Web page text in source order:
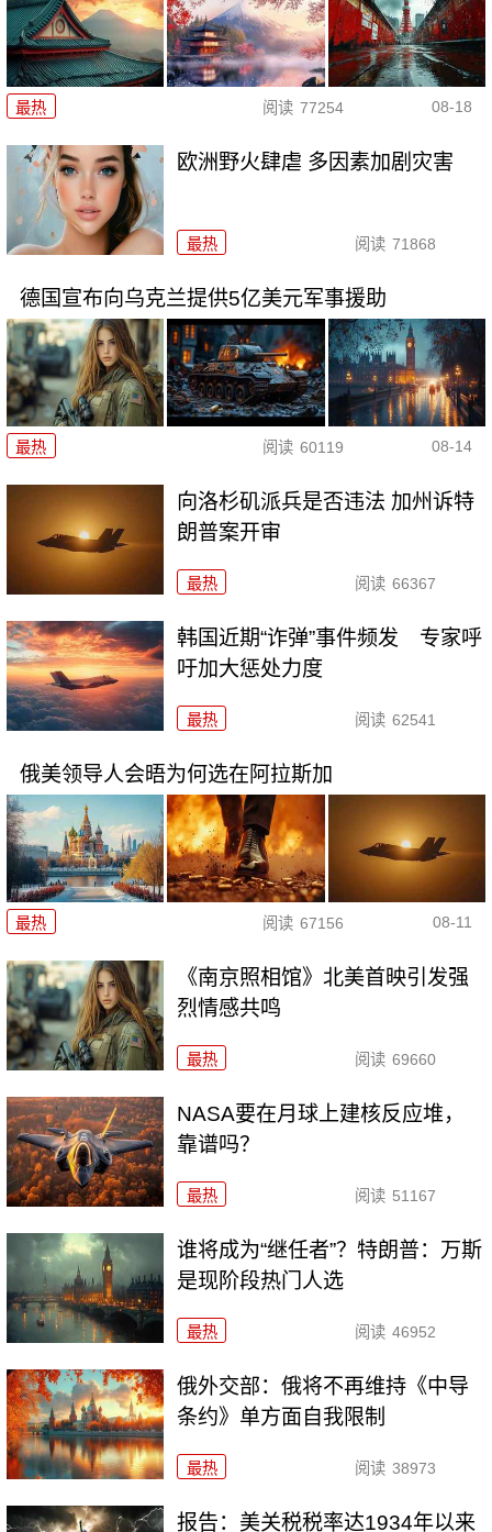
最热 阅读 77254 08-18
欧洲野火肆虐 多因素加剧灾害
最热 阅读 71868
德国宣布向乌克兰提供5亿美元军事援助
最热 阅读 60119 08-14
向洛杉矶派兵是否违法 加州诉特
朗普案开审
最热 阅读 66367
韩国近期“诈弹”事件频发 专家呼
吁加大惩处力度
最热 阅读 62541
俄美领导人会晤为何选在阿拉斯加
最热 阅读 67156 08-11
《南京照相馆》北美首映引发强
烈情感共鸣
最热 阅读 69660
NASA要在月球上建核反应堆，
靠谱吗？
最热 阅读 51167
谁将成为“继任者”？特朗普：万斯
是现阶段热门人选
最热 阅读 46952
俄外交部：俄将不再维持《中导
条约》单方面自我限制
最热 阅读 38973
报告：美关税税率达1934年以来